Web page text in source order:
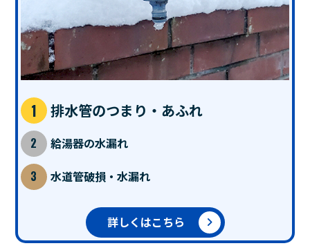
排水管のつまり・あふれ
給湯器の水漏れ
水道管破損・水漏れ
詳しくはこちら